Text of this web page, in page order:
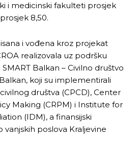
i medicinski fakulteti prosjek
8,50.
i vođena kroz projekat
realizovala uz podršku
Balkan – Civilno društvo
koji su implementirali
društva (CPCD), Center
Making (CRPM) i Institute for
(IDM), a finansijski
vanjskih poslova Kraljevine